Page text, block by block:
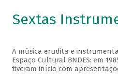
Sextas
A música erudita e
Espaço Cultural BNDES: em
tiveram início com